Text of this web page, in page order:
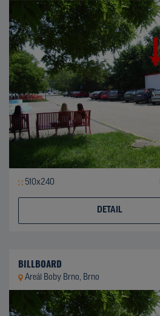
510x240
DETAIL
BILLBOARD
Areál Boby Brno, Brno